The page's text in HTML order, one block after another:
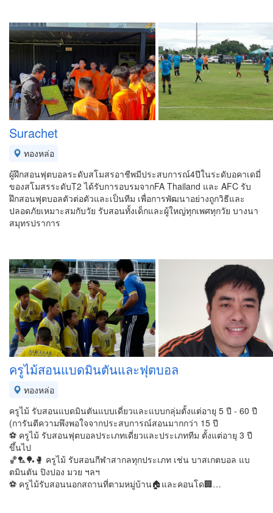
Surachet
ทองหล่อ
ผู้ฝึกสอน​ฟุตบอลระดับสโมสรอาชีพมีประสบการณ์​4ปีในระดับอคาเด​มี่​
ของสโมสรระดับT2 ได้รับการอบรมจากFA Thailand​ และ AFC รับ
ฝึกสอนฟุตบอล​ตัว​ต่อตัวและเป็นทีม เพื่อการพัฒนา​อย่างถูกวิธีและ
ปลอดภัย​เหมาะสมกับวัย รับสอนทั้งเด็กและผู้ใหญ่​ทุกเพศทุกวัย บางนา
สมุทร​ปราการ​
ครูไม้สอนแบดมินตัน​และฟุตบอล
ทองหล่อ
ครูไม้ รับสอนแบดมินตัน​แบบเดี่ยวและแบบกลุ่มตั้งแต่อายุ 5​ ปี - 60 ปี
(การันตีความพึงพอใจจากประสบการณ์สอนมากกว่า 15​ ปี
⚽ ครูไม้ รับสอนฟุตบอลประเภทเดี่ยวและประเภททีม ตั้งแต่อายุ 3 ปี
ขึ้นไป
🏀🏸🏓🥊 ครูไม้ รับสอนกีฬาสากลทุกประเภท เช่น บาสเกตบอล แบ
ตมินตัน ปิงปอง มวย ฯลฯ
⚽ ครูไม้รับสอนนอกสถานที่ตามหมู่บ้าน🏠และคอนโด🏢…